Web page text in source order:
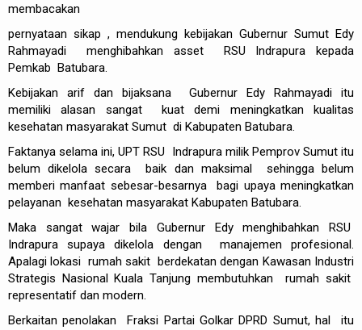
membacakan
pernyataan sikap , mendukung kebijakan Gubernur Sumut Edy
Rahmayadi menghibahkan asset RSU Indrapura kepada
Pemkab Batubara.
Kebijakan arif dan bijaksana Gubernur Edy Rahmayadi itu
memiliki alasan sangat kuat demi meningkatkan kualitas
kesehatan masyarakat Sumut di Kabupaten Batubara.
Faktanya selama ini, UPT RSU Indrapura milik Pemprov Sumut itu
belum dikelola secara baik dan maksimal sehingga belum
memberi manfaat sebesar-besarnya bagi upaya meningkatkan
pelayanan kesehatan masyarakat Kabupaten Batubara.
Maka sangat wajar bila Gubernur Edy menghibahkan RSU
Indrapura supaya dikelola dengan manajemen profesional.
Apalagi lokasi rumah sakit berdekatan dengan Kawasan Industri
Strategis Nasional Kuala Tanjung membutuhkan rumah sakit
representatif dan modern.
Berkaitan penolakan Fraksi Partai Golkar DPRD Sumut, hal itu